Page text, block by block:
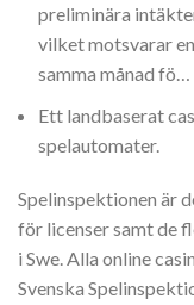
preliminära
vilket motsvarar
samma månad fö…
Ett landbaserat
spelautomater.
Spelinspektionen är
för licenser samt de
i Swe. Alla online
Svenska